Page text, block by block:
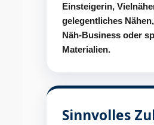
Einsteigerin,
gelegentliches
Näh-Business oder
Materialien.
Sinnvolles